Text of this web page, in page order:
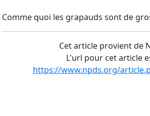
Comme quoi les grapauds sont de
Cet article provient de
L'url pour cet article
https://www.npds.org/